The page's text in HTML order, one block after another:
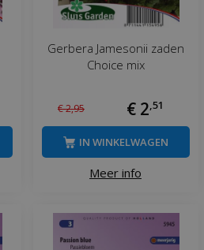
Gerbera Jamesonii zaden
Choice mix
€2,95 € 2,51
Meer info
IN WINKELWAGEN